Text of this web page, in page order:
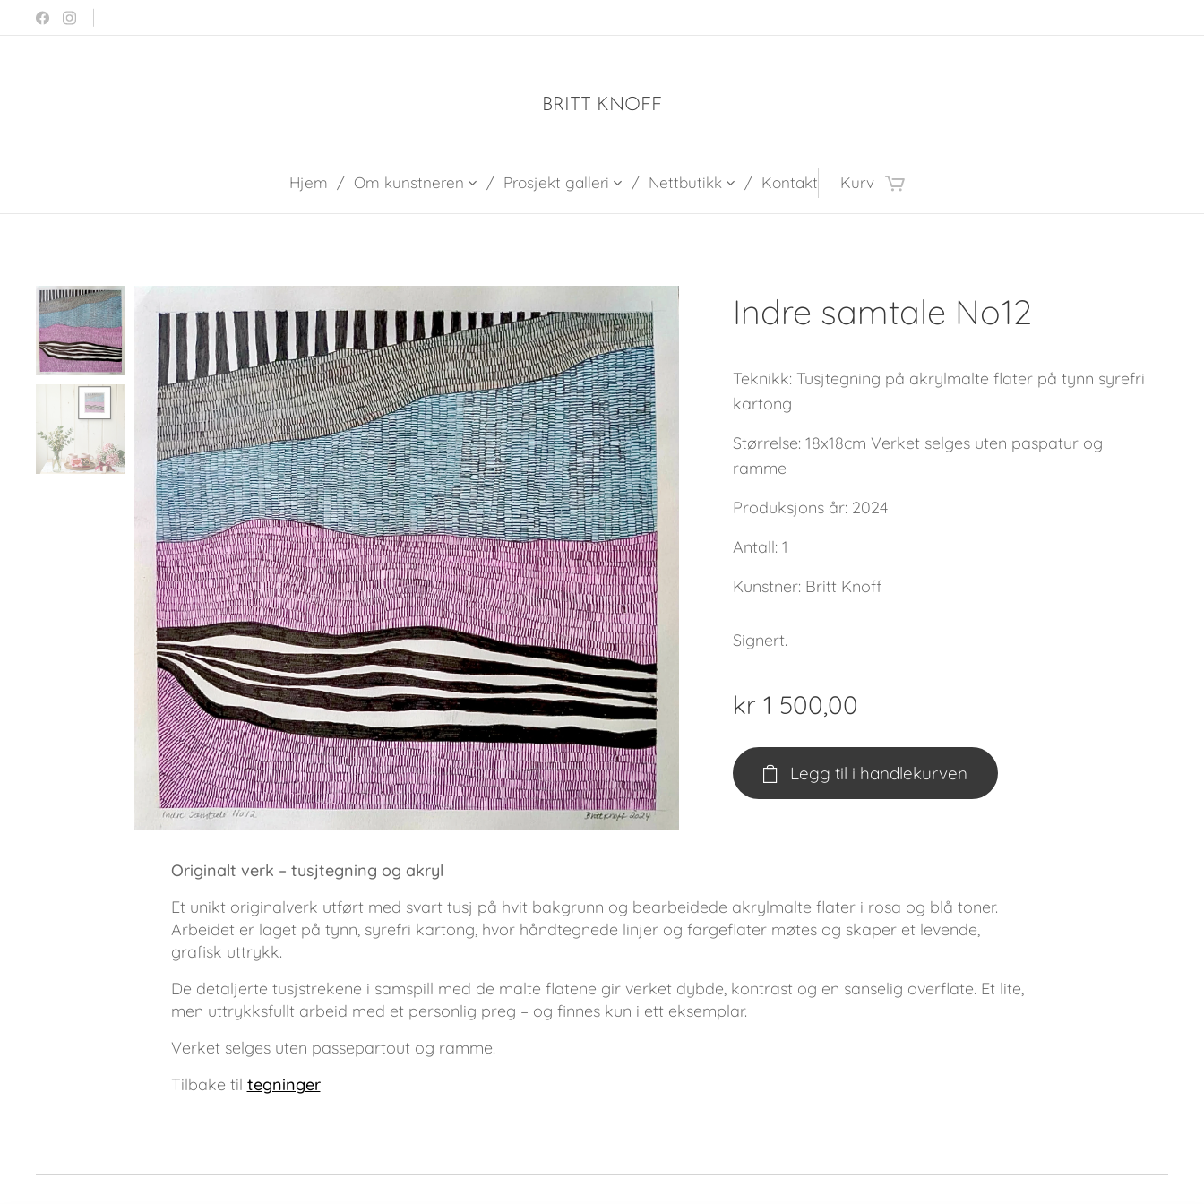
BRITT KNOFF
Hjem Om kunstneren Prosjekt galleri Nettbutikk Kontakt Kurv
Indre samtale No12
Teknikk: Tusjtegning på akrylmalte flater på tynn syrefri
kartong
Størrelse: 18x18cm Verket selges uten paspatur og
ramme
Produksjons år: 2024
Antall: 1
Kunstner: Britt Knoff
Signert.
kr1 500,00
Legg til i handlekurven
Originalt verk – tusjtegning og akryl
Et unikt originalverk utført med svart tusj på hvit bakgrunn og bearbeidede akrylmalte flater i rosa og blå toner.
Arbeidet er laget på tynn, syrefri kartong, hvor håndtegnede linjer og fargeflater møtes og skaper et levende,
grafisk uttrykk.
De detaljerte tusjstrekene i samspill med de malte flatene gir verket dybde, kontrast og en sanselig overflate. Et lite,
men uttrykksfullt arbeid med et personlig preg – og finnes kun i ett eksemplar.
Verket selges uten passepartout og ramme.
Tilbake til tegninger